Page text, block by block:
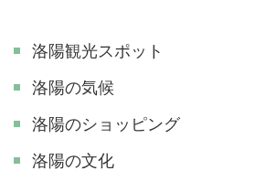
洛陽観光スポット
洛陽の気候
洛陽のショッピング
洛陽の文化